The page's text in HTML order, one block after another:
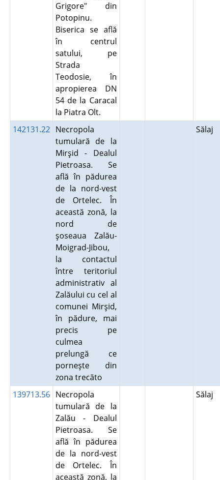
Grigore" din
Potopinu.
Biserica se află
în centrul
satului, pe
Strada
Teodosie, în
apropierea DN
54 de la Caracal
la Piatra Olt.
142131.22 Necropola
tumulară de la
Mirşid - Dealul
Pietroasa. Se
află în pădurea
de la nord-vest
de Ortelec. În
această zonă, la
nord de
şoseaua Zalău-
Moigrad-Jibou,
la contactul
între teritoriul
administrativ al
Zalăului cu cel al
comunei Mirşid,
în pădure, mai
precis pe
culmea
prelungă ce
porneşte din
zona trecăto
Sălaj
139713.56 Necropola
tumulară de la
Zalău - Dealul
Pietroasa. Se
află în pădurea
de la nord-vest
de Ortelec. În
această zonă, la
Sălaj